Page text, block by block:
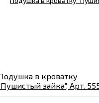
в кроватку
зайка", Арт.